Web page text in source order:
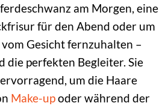
am Morgen, eine
für den Abend oder um
Gesicht fernzuhalten –
die perfekten Begleiter. Sie
um die Haare
Make-upoder während der